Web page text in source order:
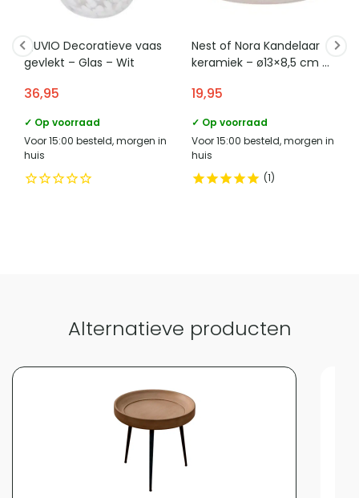
marktdeelnemer in de eu
HomeLiving.nl
adres verantwoordelijke
marktdeelnemer in de eu
Lange voren 8, 5541RT
Reusel
marktdeelnemer in de eu
product-
compliance@homeliving.nl
QUVIO Decoratieve vaas
gevlekt – Glas – Wit
36,95
✓ Op voorraad
Voor 15:00 besteld, morgen in
huis
Nest of Nora Kandelaar
keramiek – ø13×8,5 cm –
19,95
✓ Op voorraad
Voor 15:00 besteld, morgen in
huis
1
Alternatieve producten